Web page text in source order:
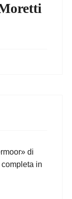
di
completa in